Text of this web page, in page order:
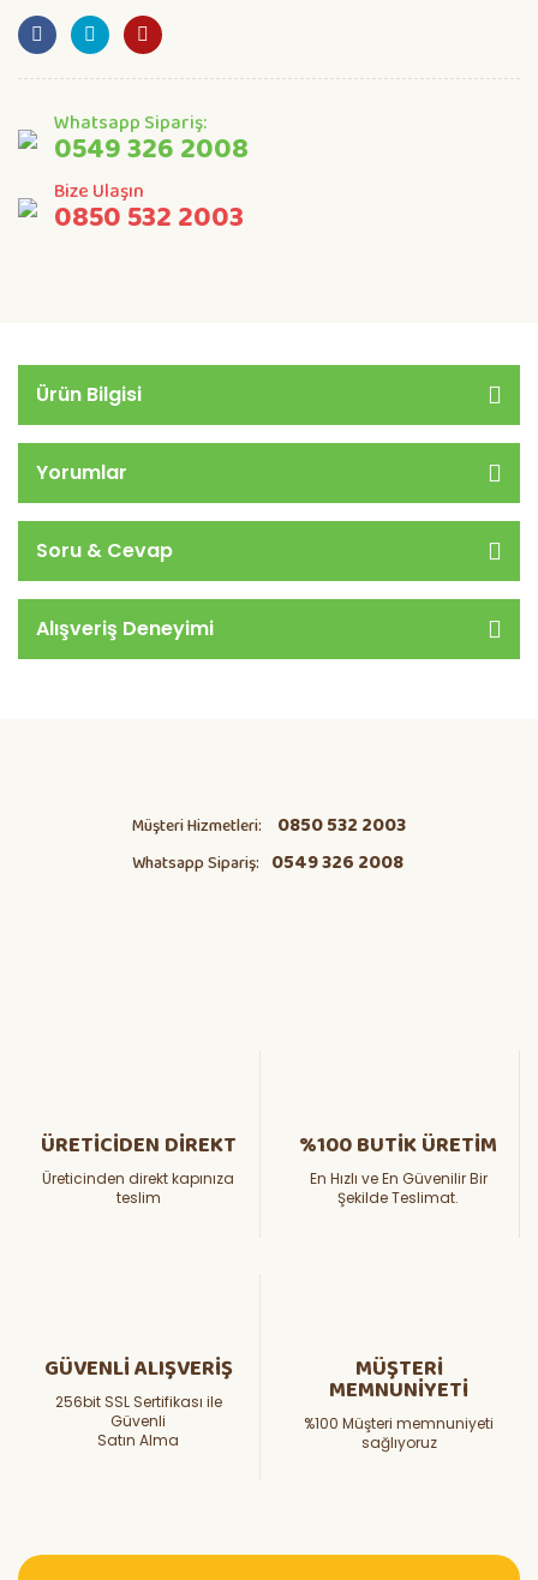
Whatsapp Sipariş:
0549 326 2008
Bize Ulaşın
0850 532 2003
Ürün Bilgisi
Yorumlar
Soru & Cevap
Alışveriş Deneyimi
Müşteri Hizmetleri: 0850 532 2003
Whatsapp Sipariş: 0549 326 2008
ÜRETİCİDEN DİREKT
Üreticinden direkt kapınıza
teslim
%100 BUTİK ÜRETİM
En Hızlı ve En Güvenilir Bir
Şekilde Teslimat.
GÜVENLİ ALIŞVERİŞ
256bit SSL Sertifikası ile
Güvenli
Satın Alma
MÜŞTERİ
MEMNUNİYETİ
%100 Müşteri memnuniyeti
sağlıyoruz